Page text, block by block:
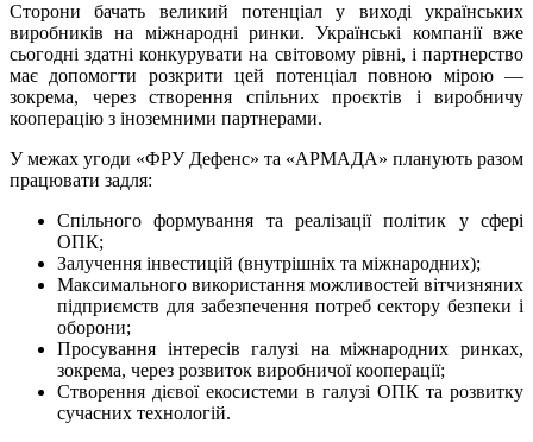
Сторони бачать великий потенціал у виході українських
виробників на міжнародні ринки. Українські компанії вже
сьогодні здатні конкурувати на світовому рівні, і партнерство
має допомогти розкрити цей потенціал повною мірою —
зокрема, через створення спільних проєктів і виробничу
кооперацію з іноземними партнерами.
У межах угоди «ФРУ Дефенс» та «АРМАДА» планують разом
працювати задля:
Спільного формування та реалізації політик у сфері
ОПК;
Залучення інвестицій (внутрішніх та міжнародних);
Максимального використання можливостей вітчизняних
підприємств для забезпечення потреб сектору безпеки і
оборони;
Просування інтересів галузі на міжнародних ринках,
зокрема, через розвиток виробничої кооперації;
Створення дієвої екосистеми в галузі ОПК та розвитку
сучасних технологій.